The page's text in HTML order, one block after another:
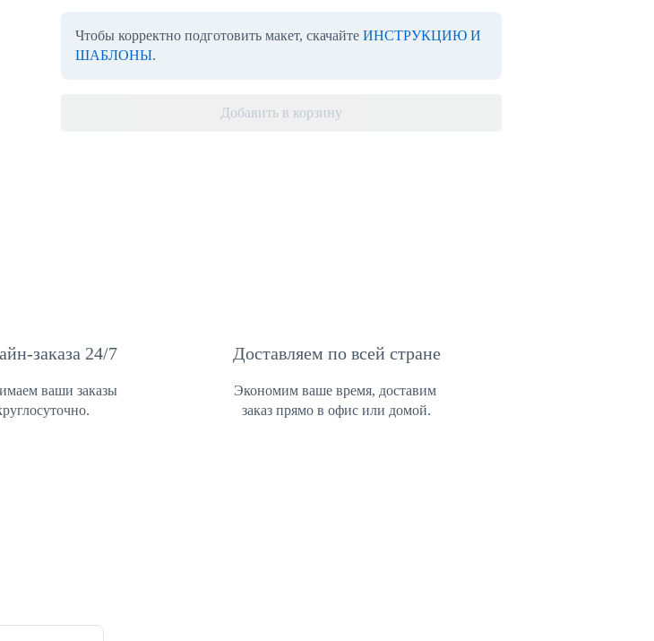
Чтобы корректно подготовить макет, скачайте ИНСТРУКЦИЮ И
ШАБЛОНЫ.
Добавить в корзину
заказа 24/7
ваши заказы
Доставляем по всей стране
Экономим ваше время, доставим
заказ прямо в офис или домой.